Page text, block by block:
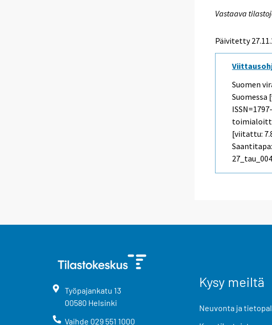
Vastaava
Päivitetty
Suomen
Suomessa
[viitattu:
Työpajankatu 13
00580 Helsinki
Vaihde 029 551 1000
Kysy meiltä
Neuvonta ja